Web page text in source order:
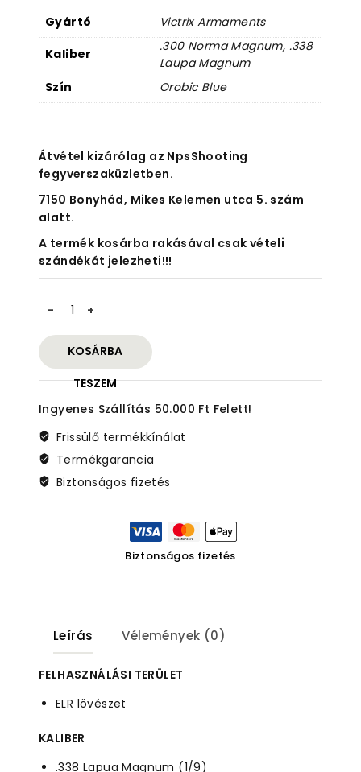
Gyártó
Victrix Armaments
Kaliber
.300 Norma Magnum, .338
Laupa Magnum
Szín
Orobic Blue
Átvétel kizárólag az NpsShooting
fegyverszaküzletben.
7150 Bonyhád, Mikes Kelemen utca 5. szám
alatt.
A termék kosárba rakásával csak vételi
szándékát jelezheti!!!
Victrix
Scepter
V
mennyiség
KOSÁRBA
TESZEM
Ingyenes Szállítás 50.000 Ft Felett!
Frissülő termékkínálat
Termékgarancia
Biztonságos fizetés
Biztonságos fizetés
Leírás Vélemények (0)
FELHASZNÁLÁSI TERÜLET
ELR lövészet
KALIBER
.338 Lapua Magnum (1/9)